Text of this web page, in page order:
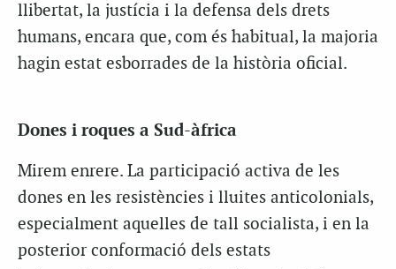
llibertat, la justícia i la defensa dels drets
humans, encara que, com és habitual, la majoria
hagin estat esborrades de la història oficial.
Dones i roques a Sud-àfrica
Mirem enrere. La participació activa de les
dones en les resistències i lluites anticolonials,
especialment aquelles de tall socialista, i en la
posterior conformació dels estats